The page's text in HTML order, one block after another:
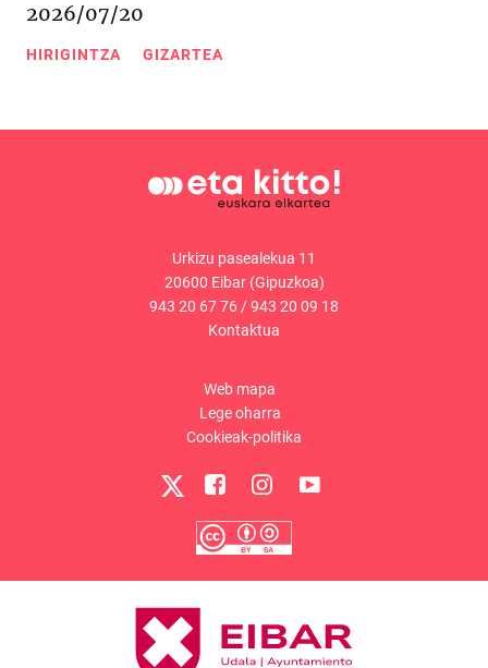
2026/07/20
HIRIGINTZA GIZARTEA
Urkizu pasealekua 11
20600 Eibar (Gipuzkoa)
943 20 67 76 /943 20 09 18
Kontaktua
Web mapa
Lege oharra
Cookieak-politika